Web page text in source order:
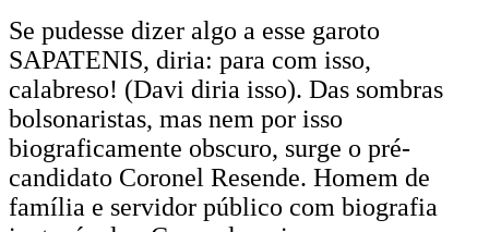
Se pudesse dizer algo a esse garoto
SAPATENIS, diria: para com isso,
calabreso! (Davi diria isso). Das sombras
bolsonaristas, mas nem por isso
biograficamente obscuro, surge o pré-
candidato Coronel Resende. Homem de
família e servidor público com biografia